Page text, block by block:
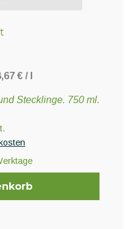
€ /
Stecklinge. 750 ml.